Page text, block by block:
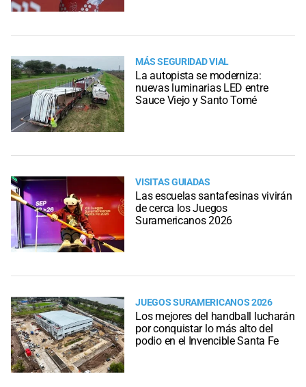
MÁS SEGURIDAD VIAL
La autopista se moderniza:
nuevas luminarias LED entre
Sauce Viejo y Santo Tomé
VISITAS GUIADAS
Las escuelas santafesinas vivirán
de cerca los Juegos
Suramericanos 2026
JUEGOS SURAMERICANOS 2026
Los mejores del handball lucharán
por conquistar lo más alto del
podio en el Invencible Santa Fe